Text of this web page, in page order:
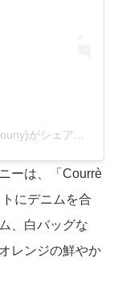
Estelle Pigault Chemouny(@estellechemouny)がシェアした投稿
ーは、「Courrè
にデニムを合
、白バッグな
レンジの鮮やか